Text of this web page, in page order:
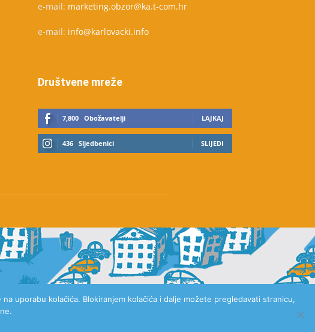
e-mail: marketing.obzor@ka.t-com.hr
e-mail: info@karlovacki.info
Društvene mreže
7,800 Obožavatelji LAJKAJ
436 Sljedbenici SLIJEDI
uporabu kolačića. Blokiranjem kolačića i dalje možete pregledavati stranicu,